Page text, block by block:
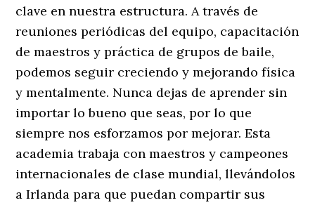
clave en nuestra estructura. A través de
reuniones periódicas del equipo, capacitación
de maestros y práctica de grupos de baile,
podemos seguir creciendo y mejorando física
y mentalmente. Nunca dejas de aprender sin
importar lo bueno que seas, por lo que
siempre nos esforzamos por mejorar. Esta
academia trabaja con maestros y campeones
internacionales de clase mundial, llevándolos
a Irlanda para que puedan compartir sus